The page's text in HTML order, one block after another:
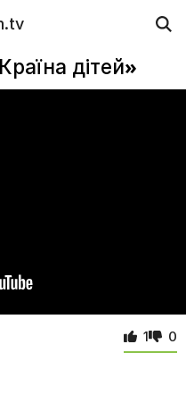
дітей»
1 0